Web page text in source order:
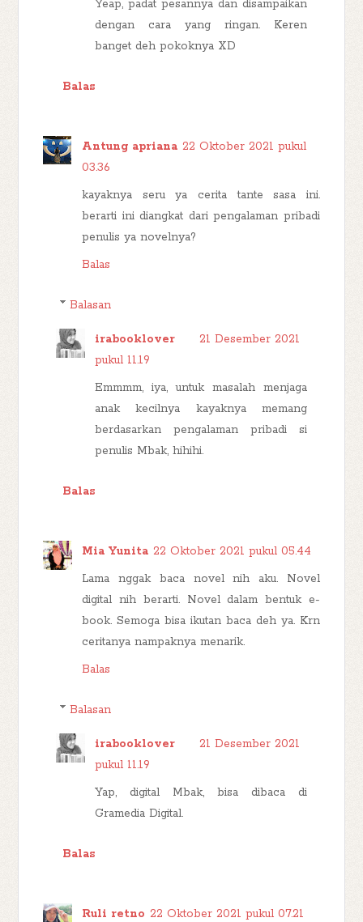
Yeap, padat pesannya dan disampaikan
dengan cara yang ringan. Keren
banget deh pokoknya XD
Balas
Antung apriana 22 Oktober 2021 pukul
03.36
kayaknya seru ya cerita tante sasa ini.
berarti ini diangkat dari pengalaman pribadi
penulis ya novelnya?
Balas
Balasan
irabooklover
21 Desember 2021
pukul 11.19
Emmmm, iya, untuk masalah menjaga
anak kecilnya kayaknya memang
berdasarkan pengalaman pribadi si
penulis Mbak, hihihi.
Balas
Mia Yunita 22 Oktober 2021 pukul 05.44
Lama nggak baca novel nih aku. Novel
digital nih berarti. Novel dalam bentuk e-
book. Semoga bisa ikutan baca deh ya. Krn
ceritanya nampaknya menarik.
Balas
Balasan
irabooklover
21 Desember 2021
pukul 11.19
Yap, digital Mbak, bisa dibaca di
Gramedia Digital.
Balas
Ruli retno 22 Oktober 2021 pukul 07.21